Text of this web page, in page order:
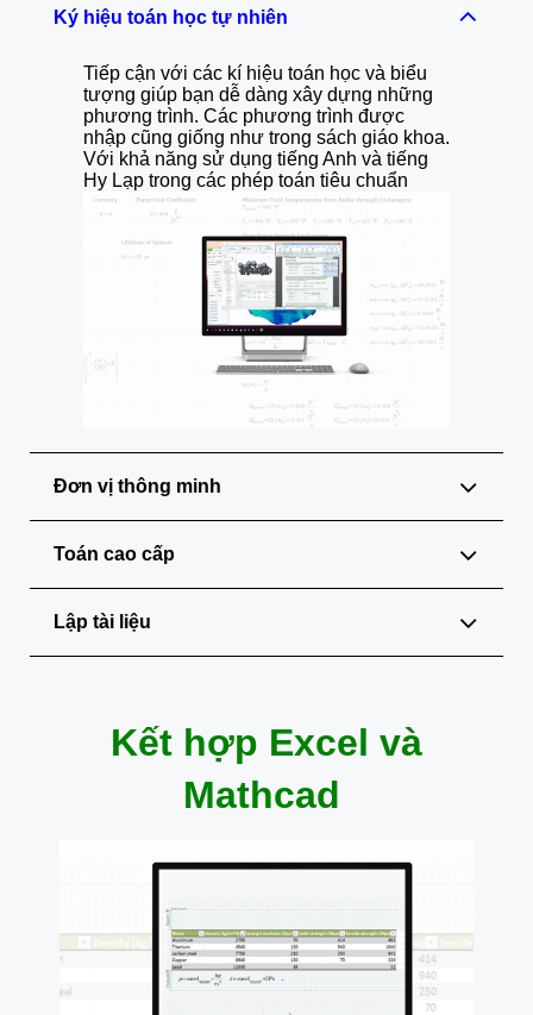
Ký hiệu toán học tự nhiên
Tiếp cận với các kí hiệu toán học và biểu
tượng giúp bạn dễ dàng xây dựng những
phương trình. Các phương trình được
nhập cũng giống như trong sách giáo khoa.
Với khả năng sử dụng tiếng Anh và tiếng
Hy Lạp trong các phép toán tiêu chuẩn
Đơn vị thông minh
Toán cao cấp
Lập tài liệu
Kết hợp Excel và
Mathcad